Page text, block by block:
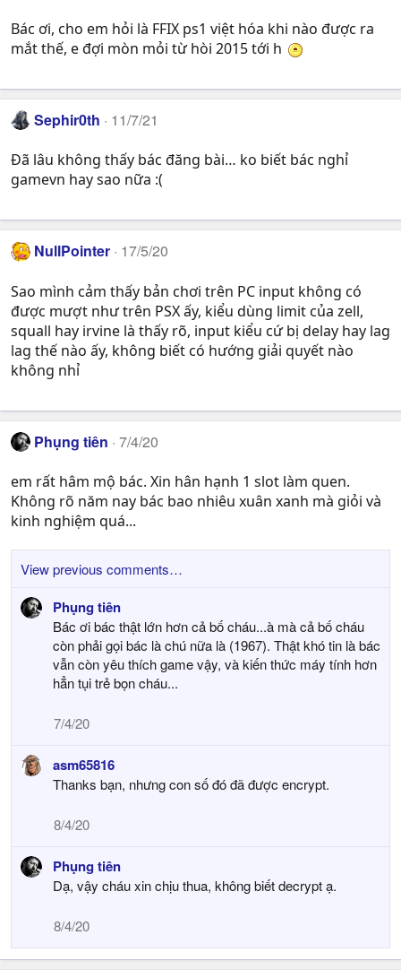
Bác ơi, cho em hỏi là FFIX ps1 việt hóa khi nào được ra
mắt thế, e đợi mòn mỏi từ hòi 2015 tới h
Sephir0th 11/7/21
Đã lâu không thấy bác đăng bài… ko biết bác nghỉ
gamevn hay sao nữa :(
NullPointer 17/5/20
Sao mình cảm thấy bản chơi trên PC input không có
được mượt như trên PSX ấy, kiểu dùng limit của zell,
squall hay irvine là thấy rõ, input kiểu cứ bị delay hay lag
lag thế nào ấy, không biết có hướng giải quyết nào
không nhỉ
Phụng tiên 7/4/20
em rất hâm mộ bác. Xin hân hạnh 1 slot làm quen.
Không rõ năm nay bác bao nhiêu xuân xanh mà giỏi và
kinh nghiệm quá...
View previous comments…
Phụng tiên
Bác ơi bác thật lớn hơn cả bố cháu...à mà cả bố cháu
còn phải gọi bác là chú nữa là (1967). Thật khó tin là bác
vẫn còn yêu thích game vậy, và kiến thức máy tính hơn
hẳn tụi trẻ bọn cháu...
7/4/20
asm65816
Thanks bạn, nhưng con số đó đã được encrypt.
8/4/20
Phụng tiên
Dạ, vậy cháu xin chịu thua, không biết decrypt ạ.
8/4/20